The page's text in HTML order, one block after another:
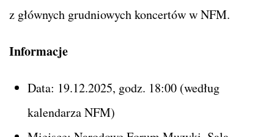
z głównych grudniowych koncertów w NFM.
Informacje
Data: 19.12.2025, godz. 18:00 (według
kalendarza NFM)